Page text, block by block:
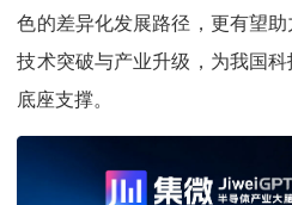
色的差异化发展路径，更有望
技术突破与产业升级，为我国
底座支撑。